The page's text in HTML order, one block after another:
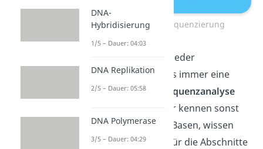
Schrotschuss-Sequenzierung
Beachte aber: Nach jeder
Sequenzierung muss immer eine
sogenannteDNA Sequenzanalyse
stattfinden, denn wir kennen sonst
nur die Abfolge der Basen, wissen
aber noch nicht wofür die Abschnitte
DNA-
Hybridisierung
1/5 – Dauer: 04:03
DNA Replikation
2/5 – Dauer: 05:58
DNA Polymerase
3/5 – Dauer: 04:29